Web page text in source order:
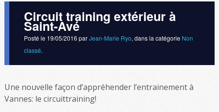
Circuit training extérieur à
Saint-Avé
Posté le 19/05/2016 parJean-Marie Ryo, dans la catégorie Non
classé.
Une nouvelle façon d’appréhender l’entrainement à
Vannes: le circuittraining!